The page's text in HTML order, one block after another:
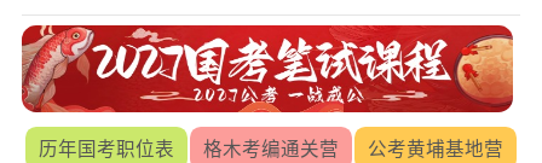
历年国考职位表 格木考编通关营 公考黄埔基地营